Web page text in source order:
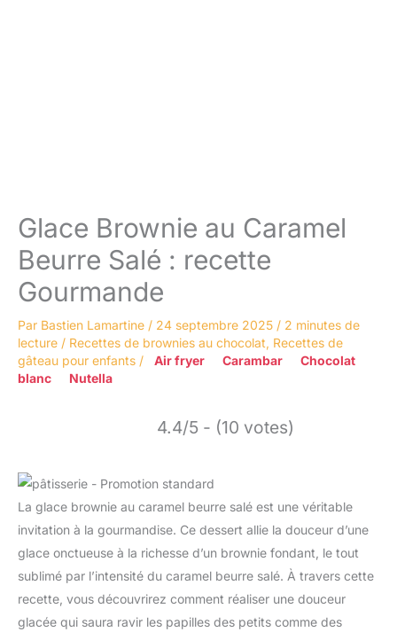
Glace Brownie au Caramel
Beurre Salé : recette
Gourmande
Par Bastien Lamartine / 24 septembre 2025 / 2 minutes de
lecture / Recettes de brownies au chocolat, Recettes de
gâteau pour enfants / Air fryer Carambar
Chocolat
blanc
Nutella
4.4/5 - (10 votes)
La glace brownie au caramel beurre salé est une véritable
invitation à la gourmandise. Ce dessert allie la douceur d’une
glace onctueuse à la richesse d’un brownie fondant, le tout
sublimé par l’intensité du caramel beurre salé. À travers cette
recette, vous découvrirez comment réaliser une douceur
glacée qui saura ravir les papilles des petits comme des